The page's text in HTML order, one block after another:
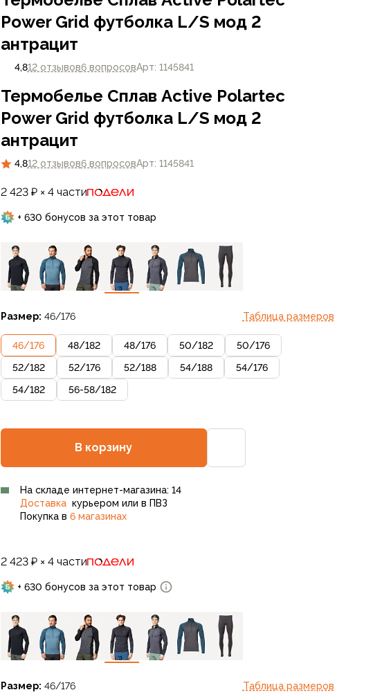
2 423 ₽ × 4 части
+ 630 бонусов за этот товар
Power Grid футболка L/S мод 2
антрацит
Размер: 46/176 Таблица размеров
46/176 48/182 48/176 50/182 50/176
52/182 52/176 52/188 54/188 54/176
54/182 56-58/182
В корзину
4,812 отзывов6 вопросовАрт: 1145841
На складе интернет-магазина: 14
Доставкакурьером или в ПВЗ
Покупка в 6 магазинах
2 423 ₽ × 4 части
+ 630 бонусов за этот товар
Термобелье Сплав Active Polartec
Power Grid футболка L/S мод 2
антрацит
Размер: 46/176 Таблица размеров
4,812 отзывов6 вопросовАрт: 1145841